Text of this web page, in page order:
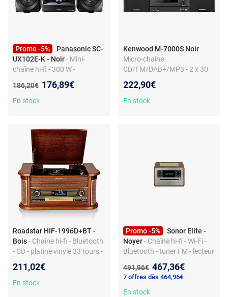
Promo -5%
Panasonic SC-
UX102E-K - Noir- Mini-
chaîne hi-fi - 300 W -
Lecteur CD
Ancien prix :
186,20€ Nouveau prix :
176,89€
En stock
Kenwood M-7000S Noir -
Micro-chaîne
CD/FM/DAB+/MP3 - 2 x 30
AUX/USB
222,90€
En stock
Roadstar HIF-1996D+BT -
Bois- Chaîne hi-fi - Bluetooth
- CD - platine vinyle 33 tours -
211,02€
En stock
Promo -5%
Sonor Elite -
Noyer - Chaîne hi-fi - Wi-Fi -
Bluetooth - tuner FM - lecteur
télécommande
Ancien prix :
491,96€ Nouveau prix :
467,36€
7 offres dès 464,96€
En stock